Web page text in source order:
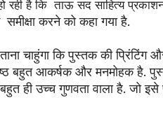
रही है कि ताऊ सद साहित्य
करने को कहा गया है.
चाहुंगा कि पुस्तक की प्रिंटिंग
बहुत आकर्षक और मनमोहक है.
ही उच्च गुणवता वाला है. जो इसे